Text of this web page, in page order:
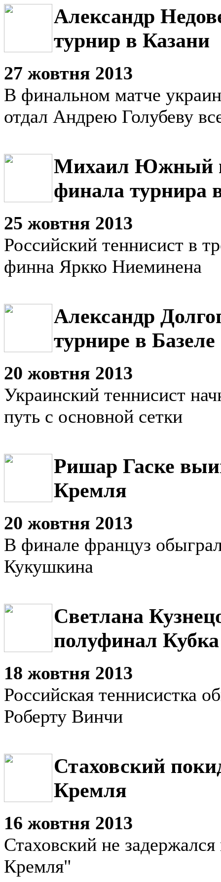
Александр
турнир в Казани
27 жовтня 2013
В финальном матче
отдал Андрею Голубеву
Михаил Южный
финала турнира
25 жовтня 2013
Российский теннисист в
финна Яркко Ниеминена
Александр
турнире в Базеле
20 жовтня 2013
Украинский теннисист
путь с основной сетки
Ришар Гаске
Кремля
20 жовтня 2013
В финале француз
Кукушкина
Светлана
полуфинал
18 жовтня 2013
Российская теннисистка
Роберту Винчи
Стаховский
Кремля
16 жовтня 2013
Стаховский не
Кремля"